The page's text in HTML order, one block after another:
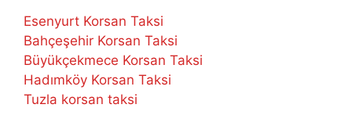
Esenyurt Korsan Taksi
Bahçeşehir Korsan Taksi
Büyükçekmece Korsan Taksi
Hadımköy Korsan Taksi
Tuzla korsan taksi